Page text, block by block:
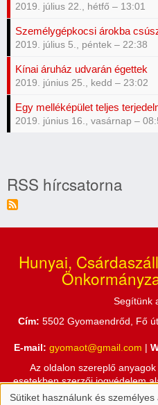
2019. július 22., hétfő – 13:01
Személygépkocsi árokba
2019. július 5., péntek – 22:38
Kínai áruház udvarán égettek
2019. június 25., kedd – 23:02
Egy melléképület teljes
2019. június 16., vasárnap –
RSS hírcsatorna
Hunyai,
Segítünk
Cím: 5502 Gyomaendrőd, Fő
E-mail: gyomaot@gmail.com |
Az oldalon szereplő
esetekben szerzői jogvédelem
honlapon található
Sütiket használunk és